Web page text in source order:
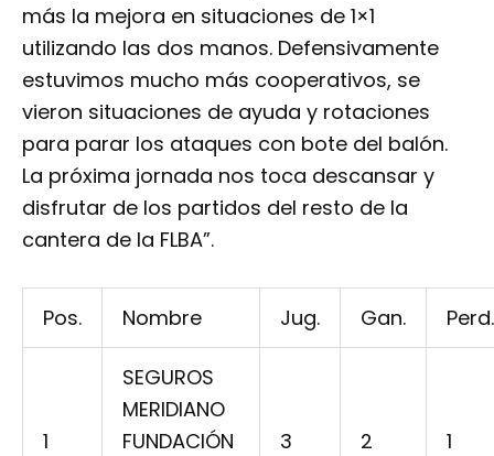
más la mejora en situaciones de 1×1
utilizando las dos manos. Defensivamente
estuvimos mucho más cooperativos, se
vieron situaciones de ayuda y rotaciones
para parar los ataques con bote del balón.
La próxima jornada nos toca descansar y
disfrutar de los partidos del resto de la
cantera de la FLBA”.
Pos. Nombre Jug. Gan. Perd.
1
SEGUROS
MERIDIANO
FUNDACIÓN
3 2 1